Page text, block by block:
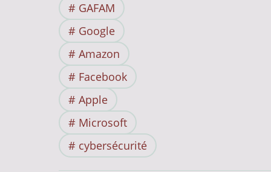
GAFAM
Google
Amazon
Facebook
Apple
Microsoft
cybersécurité